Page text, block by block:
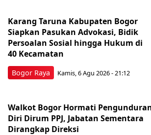
Bogor Raya
Karang Taruna Kabupaten Bogor
Siapkan Pasukan Advokasi, Bidik
Persoalan Sosial hingga Hukum di
40 Kecamatan
Kamis, 6 Agu 2026 - 21:12
Walkot Bogor Hormati
Diri Dirum PPJ, Jabatan Sementara
Dirangkap Direksi